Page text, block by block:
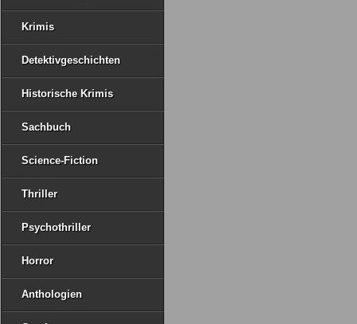
Krimis
Detektivgeschichten
Historische Krimis
Sachbuch
Science-Fiction
Thriller
Psychothriller
Horror
Anthologien